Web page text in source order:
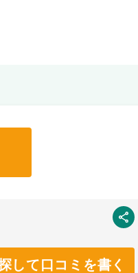
して口コミを書く
SNS